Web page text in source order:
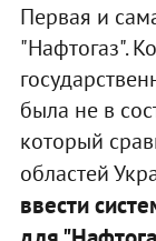
Первая и
"Нафтогаз".
была не в
который
областей
ввести